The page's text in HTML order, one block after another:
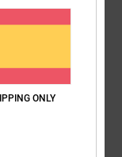
junio 2026
este producto
4.0
ONLY